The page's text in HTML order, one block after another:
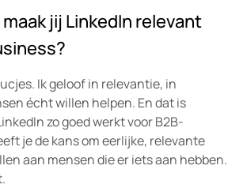
jij LinkedIn relevant
Ik geloof in relevantie, in
écht willen helpen. En dat is
zo goed werkt voor B2B-
je de kans om eerlijke, relevante
aan mensen die er iets aan hebben.